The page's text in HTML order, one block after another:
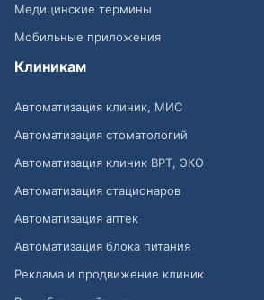
Медицинские термины
Мобильные приложения
Клиникам
Автоматизация клиник, МИС
Автоматизация стоматологий
Автоматизация клиник ВРТ, ЭКО
Автоматизация стационаров
Автоматизация аптек
Автоматизация блока питания
Реклама и продвижение клиник